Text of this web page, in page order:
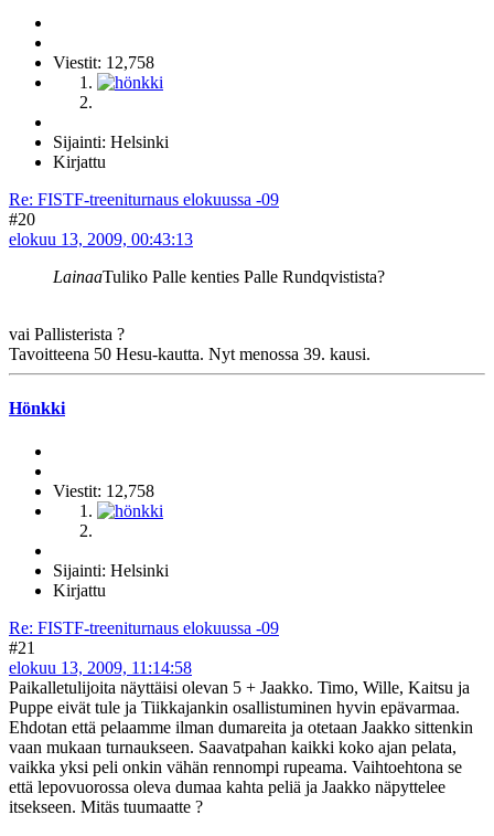
Viestit: 12,758
Sijainti: Helsinki
Kirjattu
Re: FISTF-treeniturnaus elokuussa -09
#20
elokuu 13, 2009, 00:43:13
LainaaTuliko Palle kenties Palle Rundqvistista?
vai Pallisterista ?
Tavoitteena 50 Hesu-kautta. Nyt menossa 39. kausi.
Hönkki
Viestit: 12,758
Sijainti: Helsinki
Kirjattu
Re: FISTF-treeniturnaus elokuussa -09
#21
elokuu 13, 2009, 11:14:58
Paikalletulijoita näyttäisi olevan 5 + Jaakko. Timo, Wille, Kaitsu ja
Puppe eivät tule ja Tiikkajankin osallistuminen hyvin epävarmaa.
Ehdotan että pelaamme ilman dumareita ja otetaan Jaakko sittenkin
vaan mukaan turnaukseen. Saavatpahan kaikki koko ajan pelata,
vaikka yksi peli onkin vähän rennompi rupeama. Vaihtoehtona se
että lepovuorossa oleva dumaa kahta peliä ja Jaakko näpyttelee
itsekseen. Mitäs tuumaatte ?